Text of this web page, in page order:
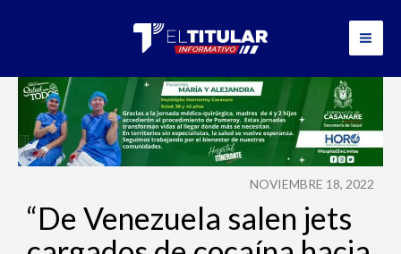
NOVIEMBRE 18, 2022
“De Venezuela salen jets